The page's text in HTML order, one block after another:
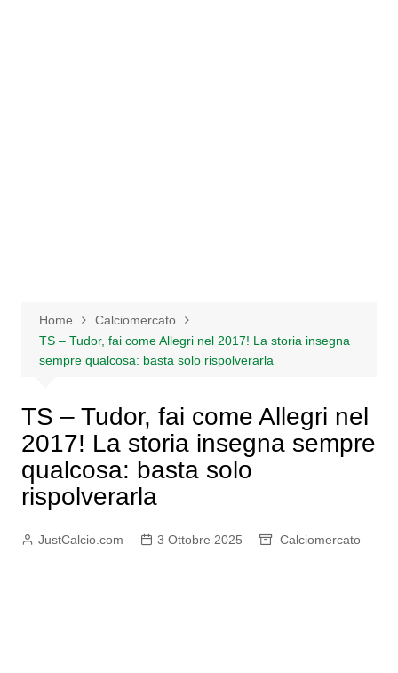
Home
Calciomercato
TS – Tudor, fai come Allegri nel 2017! La storia insegna
sempre qualcosa: basta solo rispolverarla
TS – Tudor, fai come Allegri nel
2017! La storia insegna sempre
qualcosa: basta solo
rispolverarla
JustCalcio.com 3 Ottobre 2025 Calciomercato